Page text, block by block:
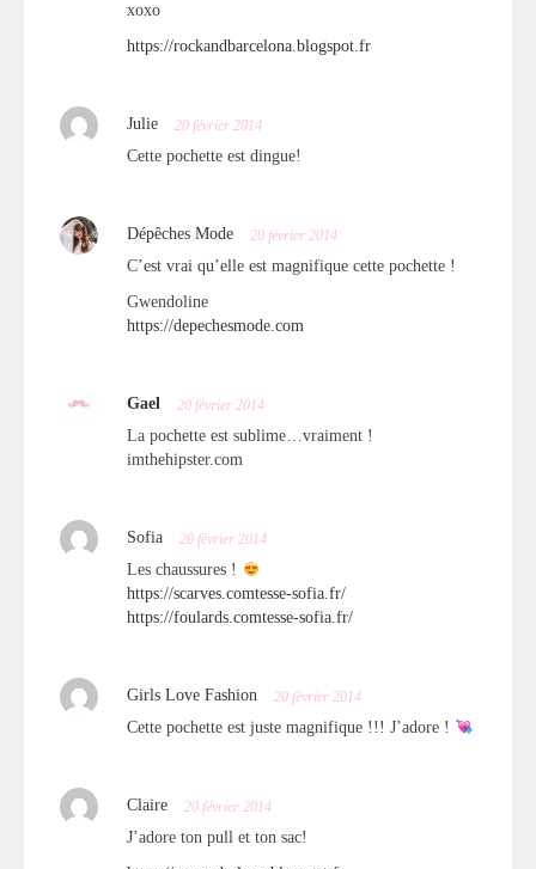
xoxo
https://rockandbarcelona.blogspot.fr
Julie 20 février 2014
Cette pochette est dingue!
Dépêches Mode 20 février 2014
C’est vrai qu’elle est magnifique cette pochette !
Gwendoline
https://depechesmode.com
Gael 20 février 2014
La pochette est sublime…vraiment !
imthehipster.com
Sofia 20 février 2014
Les chaussures !
https://scarves.comtesse-sofia.fr/
https://foulards.comtesse-sofia.fr/
Girls Love Fashion 20 février 2014
Cette pochette est juste magnifique !!! J’adore !
Claire 20 février 2014
J’adore ton pull et ton sac!